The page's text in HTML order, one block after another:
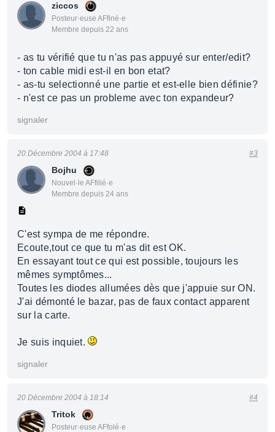
ziccos
Posteur·euse AFfiné·e
Membre depuis 22 ans
- as tu vérifié que tu n'as pas appuyé sur enter/edit?
- ton cable midi est-il en bon etat?
- as-tu selectionné une partie et est-elle bien définie?
- n'est ce pas un probleme avec ton expandeur?
signaler
Bojhu
Nouvel·le AFfilié·e
Membre depuis 24 ans
20 Décembre 2004 à 17:48 #3
C'est sympa de me répondre.
Ecoute,tout ce que tu m'as dit est OK.
En essayant tout ce qui est possible, toujours les
mêmes symptômes...
Toutes les diodes allumées dès que j'appuie sur ON.
J'ai démonté le bazar, pas de faux contact apparent
sur la carte.
Je suis inquiet.
signaler
Tritok
Posteur·euse AFfolé·e
20 Décembre 2004 à 18:14 #4